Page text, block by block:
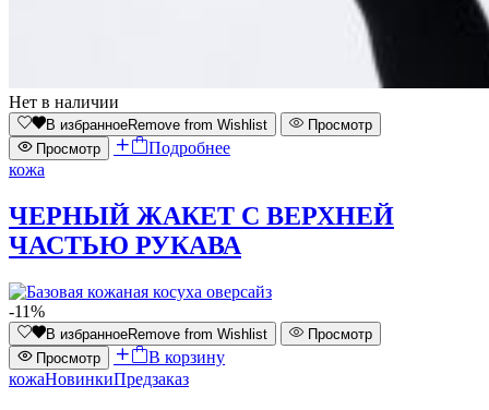
Нет в наличии
В избранноеRemove from Wishlist
Просмотр
Просмотр
Подробнее
кожа
ЧЕРНЫЙ ЖАКЕТ С ВЕРХНЕЙ
ЧАСТЬЮ РУКАВА
-11%
В избранноеRemove from Wishlist
Просмотр
Просмотр
В корзину
кожаНовинкиПредзаказ